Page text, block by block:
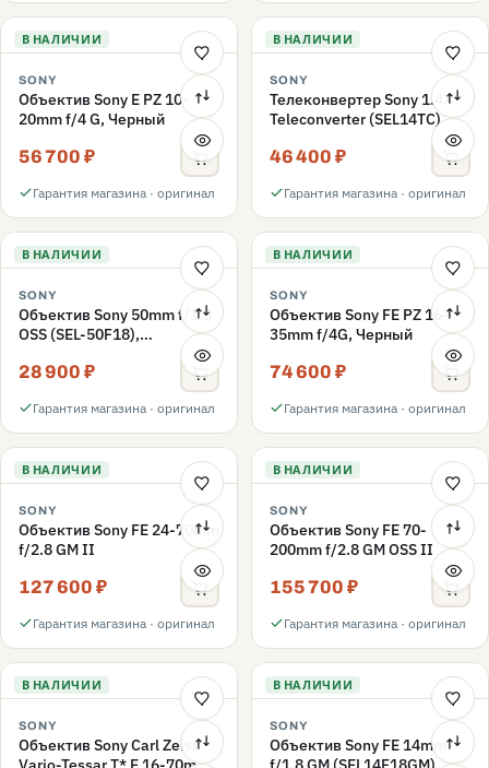
В НАЛИЧИИ
SONY
Объектив Sony E PZ 10-
20mm f/4 G, Черный
56 700 ₽
Гарантия магазина · оригинал
В НАЛИЧИИ
SONY
Телеконвертер Sony 1.4X
Teleconverter (SEL14TC)
46 400 ₽
Гарантия магазина · оригинал
В НАЛИЧИИ
SONY
Объектив Sony 50mm f/1.8
OSS (SEL-50F18),
28 900 ₽
Гарантия магазина · оригинал
В НАЛИЧИИ
SONY
Объектив Sony FE PZ 16-
35mm f/4G, Черный
74 600 ₽
Гарантия магазина · оригинал
В НАЛИЧИИ
SONY
Объектив Sony FE 24-70mm
f/2.8 GM II
127 600 ₽
Гарантия магазина · оригинал
В НАЛИЧИИ
SONY
Объектив Sony FE 70-
200mm f/2.8 GM OSS II
155 700 ₽
Гарантия магазина · оригинал
В НАЛИЧИИ
SONY
Объектив Sony Carl Zeiss
В НАЛИЧИИ
SONY
Объектив Sony FE 14mm